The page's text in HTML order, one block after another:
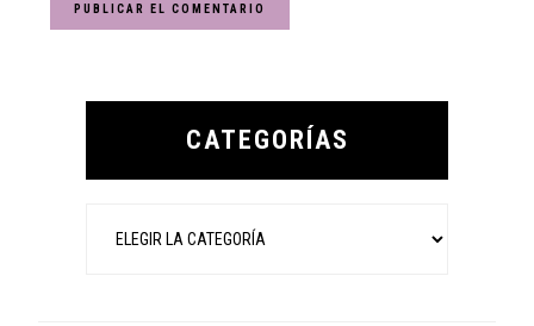
Primary
CATEGORÍAS